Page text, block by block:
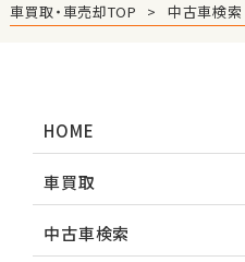
車買取・車売却TOP 中古車検索
HOME
車買取
中古車検索